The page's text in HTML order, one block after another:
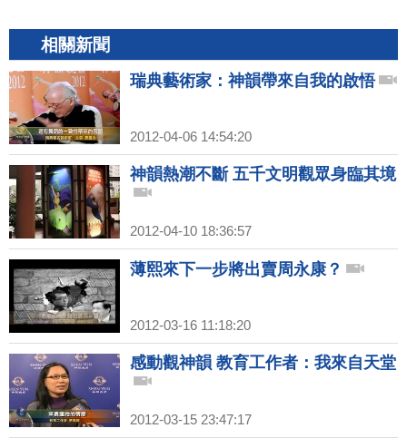
相關新聞
瑞典藝術家：神韻帶來自我的啟悟
2012-04-06 14:54:20
神韻熱潮不斷 五千文明觀眾身臨其境
2012-04-10 18:36:57
薄熙來下一步將出賣周永康？
2012-03-16 11:18:20
感動觀神韻 教育工作者：我來自天堂
2012-03-15 23:47:17